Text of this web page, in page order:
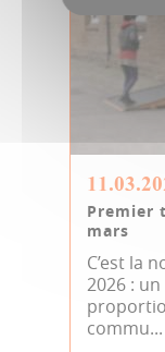
Premier
mars
C’est la
2026 :
commu...